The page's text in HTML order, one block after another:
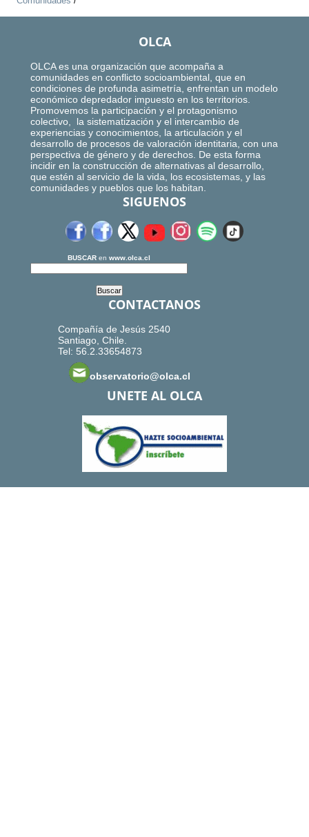
OLCA
OLCA es una organización que acompaña a
comunidades en conflicto socioambiental, que en
condiciones de profunda asimetría, enfrentan un modelo
económico depredador impuesto en los territorios.
Promovemos la participación y el protagonismo
colectivo, la sistematización y el intercambio de
experiencias y conocimientos, la articulación y el
desarrollo de procesos de valoración identitaria, con una
perspectiva de género y de derechos. De esta forma
incidir en la construcción de alternativas al desarrollo,
que estén al servicio de la vida, los ecosistemas, y las
comunidades y pueblos que los habitan.
SIGUENOS
BUSCAR en www.olca.cl
CONTACTANOS
Compañía de Jesús 2540
Santiago, Chile.
Tel: 56.2.33654873
observatorio@olca.cl
UNETE AL OLCA